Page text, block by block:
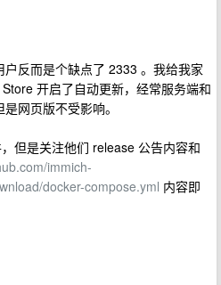
反而是个缺点了 2333 。我给我家
开启了自动更新，经常服务端和
网页版不受影响。
但是关注他们 release 公告内容和
immich-
docker-compose.yml 内容即